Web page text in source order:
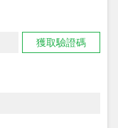
獲取驗證碼